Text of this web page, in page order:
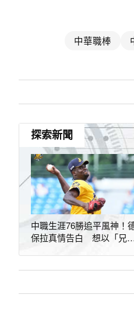
中華職棒
探索新聞
中職生涯76勝追平風神！
保拉真情告白 想以「兄